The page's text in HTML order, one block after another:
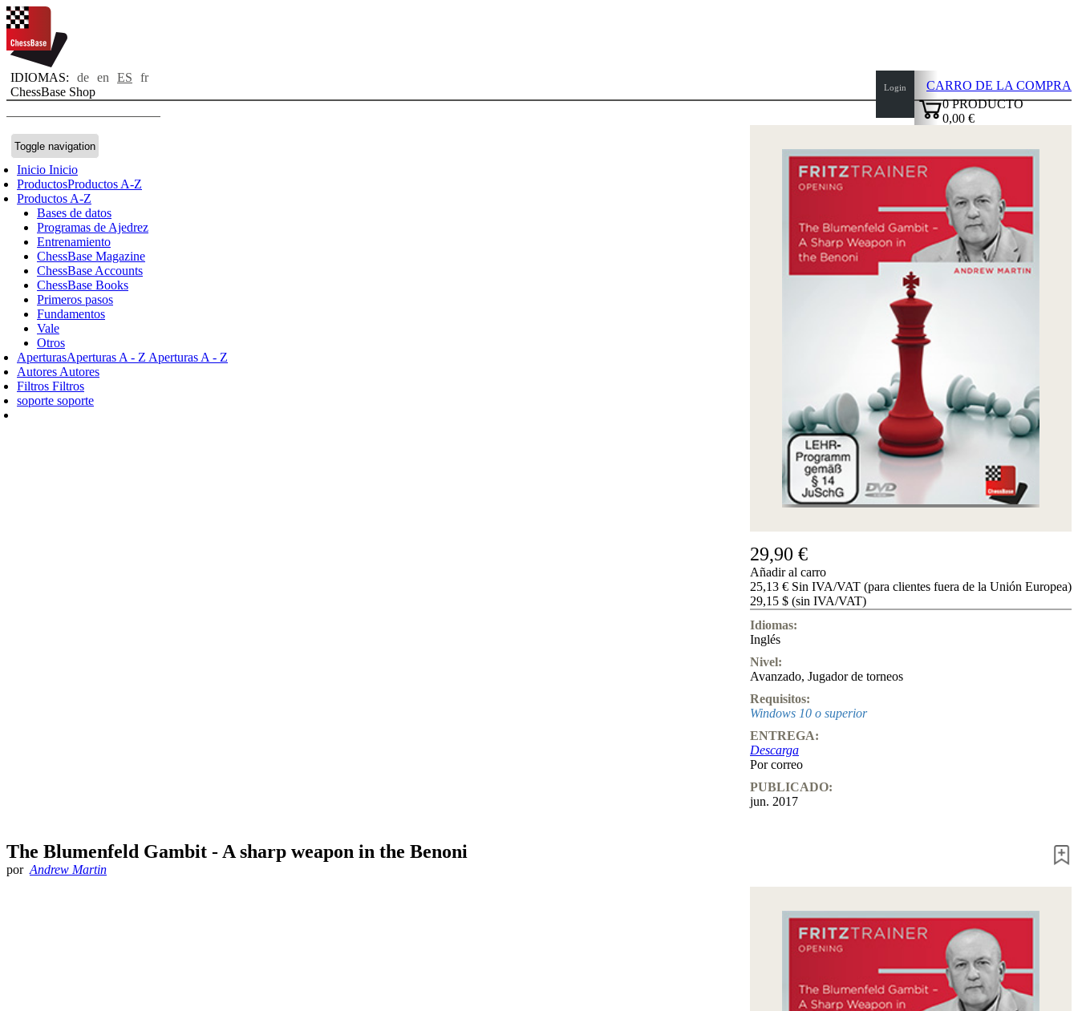
IDIOMAS: de en ES
fr
ChessBase Shop
Toggle navigation
Inicio Inicio
ProductosProductos A-Z
Productos A-Z
Bases de datos
Programas de Ajedrez
Entrenamiento
ChessBase Magazine
ChessBase Accounts
ChessBase Books
Primeros pasos
Fundamentos
Vale
Otros
AperturasAperturas A - Z Aperturas A - Z
Autores Autores
Filtros Filtros
soporte soporte
Login
CARRO DE LA COMPRA
0PRODUCTO
0,00 €
29,90 €
Añadir al carro
25,13 € Sin IVA/VAT (para clientes fuera de la Unión Europea)
29,15 $ (sin IVA/VAT)
Idiomas:
Inglés
Nivel:
Avanzado, Jugador de torneos
Requisitos:
Windows 10 o superior
ENTREGA:
Descarga
Por correo
PUBLICADO:
jun. 2017
The Blumenfeld Gambit - A sharp weapon in the Benoni
por Andrew Martin
top
page
Inicio
Novedades
Autores
Aperturas
Credenciales
TDC
Política
privacidad
sobre
nosotros
FAQ
licencias
Accessibility
Cookies
Management
Compliance
Hotline
Chessbase
Accounts
Programas
Monografías
Minutos
FritzTrainer
Primeros
pasos
Productos
principiantes